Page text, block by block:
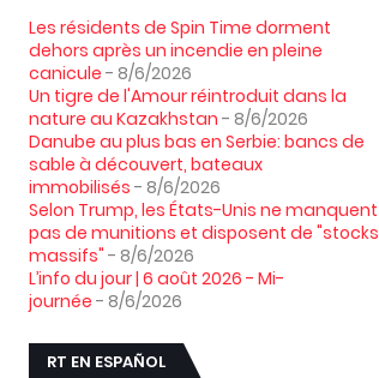
Les résidents de Spin Time dorment
dehors après un incendie en pleine
canicule - 8/6/2026
Un tigre de l'Amour réintroduit dans la
nature au Kazakhstan - 8/6/2026
Danube au plus bas en Serbie: bancs de
sable à découvert, bateaux
immobilisés - 8/6/2026
Selon Trump, les États-Unis ne manquent
pas de munitions et disposent de "stocks
massifs" - 8/6/2026
L’info du jour | 6 août 2026 - Mi-
journée - 8/6/2026
RT EN ESPAÑOL